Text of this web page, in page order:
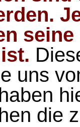
uns
die